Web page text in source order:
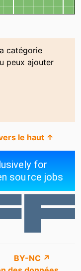
catégorie
peux ajouter
le haut ↑
BY-NC ↗